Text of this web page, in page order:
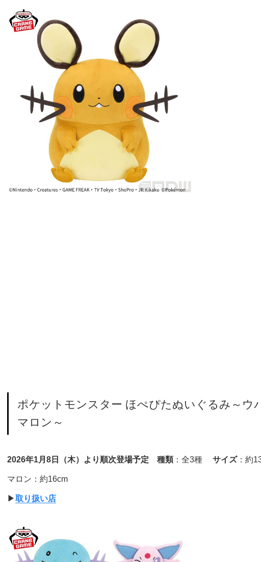
ポケットモンスター ほぺぴたぬいぐるみ～ウ
マロン～
2026年1月8日（木）より順次登場予定 種類：全3種 サイズ：約
マロン：約16cm
▶︎取り扱い店